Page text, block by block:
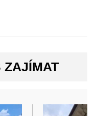
ZAJÍMAT